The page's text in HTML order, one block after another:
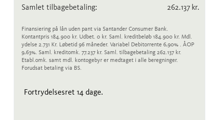
Samlet tilbagebetaling:
262.137 kr.
Finansiering på lån uden pant via Santander Consumer Bank.
Kontantpris 184.900 kr. Udbet. 0 kr. Saml. kreditbeløb 184.900 kr. Mdl.
ydelse 2.731 Kr. Løbetid 96 måneder. Variabel Debitorrente 6,90% . ÅOP
9,63%. Saml. kreditomk. 77.237 kr. Saml. tilbagebetaling 262.137 kr.
Etabl.omk. samt mdl. kontogebyr er medtaget i alle beregninger.
Forudsat betaling via BS.
Fortrydelsesret 14 dage.